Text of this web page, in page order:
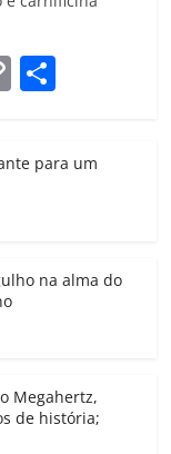
C
y
k
p
h
para um
na alma do
Megahertz,
de história;